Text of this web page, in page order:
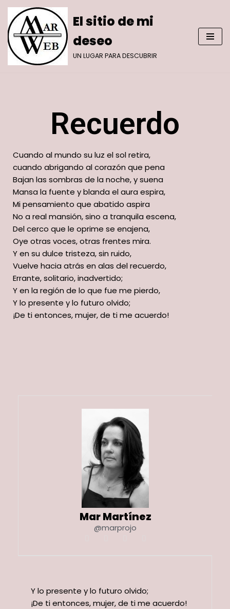
Saltar
al
contenido
El sitio de mi
deseo
UN LUGAR PARA DESCUBRIR
Recuerdo
Cuando al mundo su luz el sol retira,
cuando abrigando al corazón que pena
Bajan las sombras de la noche, y suena
Mansa la fuente y blanda el aura espira,
Mi pensamiento que abatido aspira
No a real mansión, sino a tranquila escena,
Del cerco que le oprime se enajena,
Oye otras voces, otras frentes mira.
Y en su dulce tristeza, sin ruido,
Vuelve hacia atrás en alas del recuerdo,
Errante, solitario, inadvertido;
Y en la región de lo que fue me pierdo,
Y lo presente y lo futuro olvido;
¡De ti entonces, mujer, de ti me acuerdo!
Mar Martínez
@marprojo
Y lo presente y lo futuro olvido;
¡De ti entonces, mujer, de ti me acuerdo!